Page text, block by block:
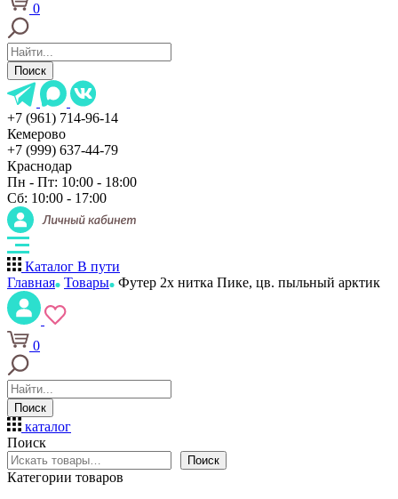
0
Поиск
+7 (961) 714-96-14
Кемерово
+7 (999) 637-44-79
Краснодар
Пн - Пт: 10:00 - 18:00
Сб: 10:00 - 17:00
Каталог В пути
Главная Товары Футер 2х нитка Пике, цв. пыльный арктик
0
Поиск
каталог
Поиск
Поиск
Категории товаров